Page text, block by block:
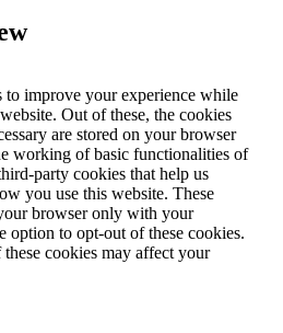
to improve your experience while
Out of these, the cookies
are stored on your browser
working of basic functionalities of
party cookies that help us
you use this website. These
browser only with your
option to opt-out of these cookies.
cookies may affect your